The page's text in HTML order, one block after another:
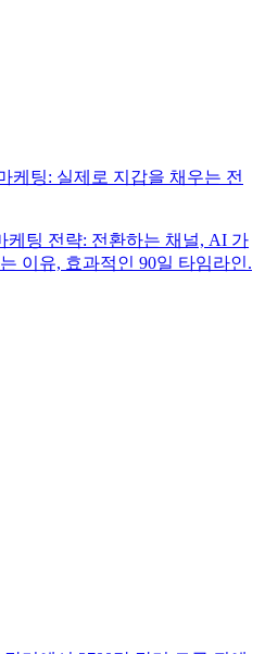
케팅: 실제로 지갑을 채우는 전
케팅 전략: 전환하는 채널, AI 가
이유, 효과적인 90일 타임라인.